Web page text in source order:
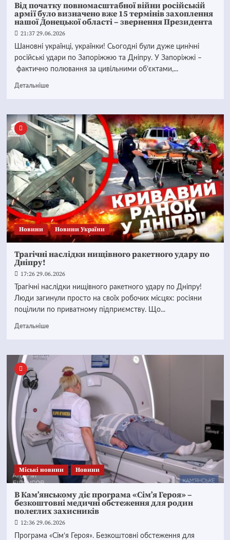
Від початку повномасштабної війни російській
армії було визначено вже 15 термінів захоплення
нашої Донецької області – звернення Президента
21:37 29.06.2026
Шановні українці, українки! Сьогодні були дуже цинічні
російські удари по Запоріжжю та Дніпру. У Запоріжжі –
фактично полювання за цивільними об’єктами,...
Детальніше
Новини Новини України
Трагічні наслідки нищівного ракетного удару по
Дніпру!
17:26 29.06.2026
Трагічні наслідки нищівного ракетного удару по Дніпру!
Люди загинули просто на своїх робочих місцях: росіяни
поцілили по приватному підприємству. Що...
Детальніше
Mіські новини Новини
В Кам’янському діє програма «Сім’я Героя» –
безкоштовні медичні обстеження для родин
полеглих захисників
12:36 29.06.2026
Програма «Сім’я Героя». Безкоштовні обстеження для